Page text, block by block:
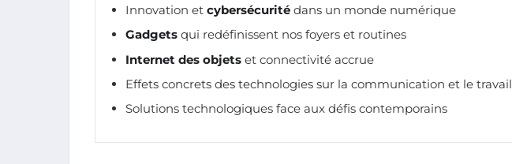
Innovation et cybersécurité dans un monde numérique
Gadgets qui redéfinissent nos foyers et routines
Internet des objets et connectivité accrue
Effets concrets des technologies sur la communication et le travail
Solutions technologiques face aux défis contemporains